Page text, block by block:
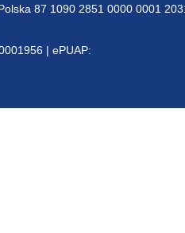
87 1090 2851 0000 0001
| ePUAP: